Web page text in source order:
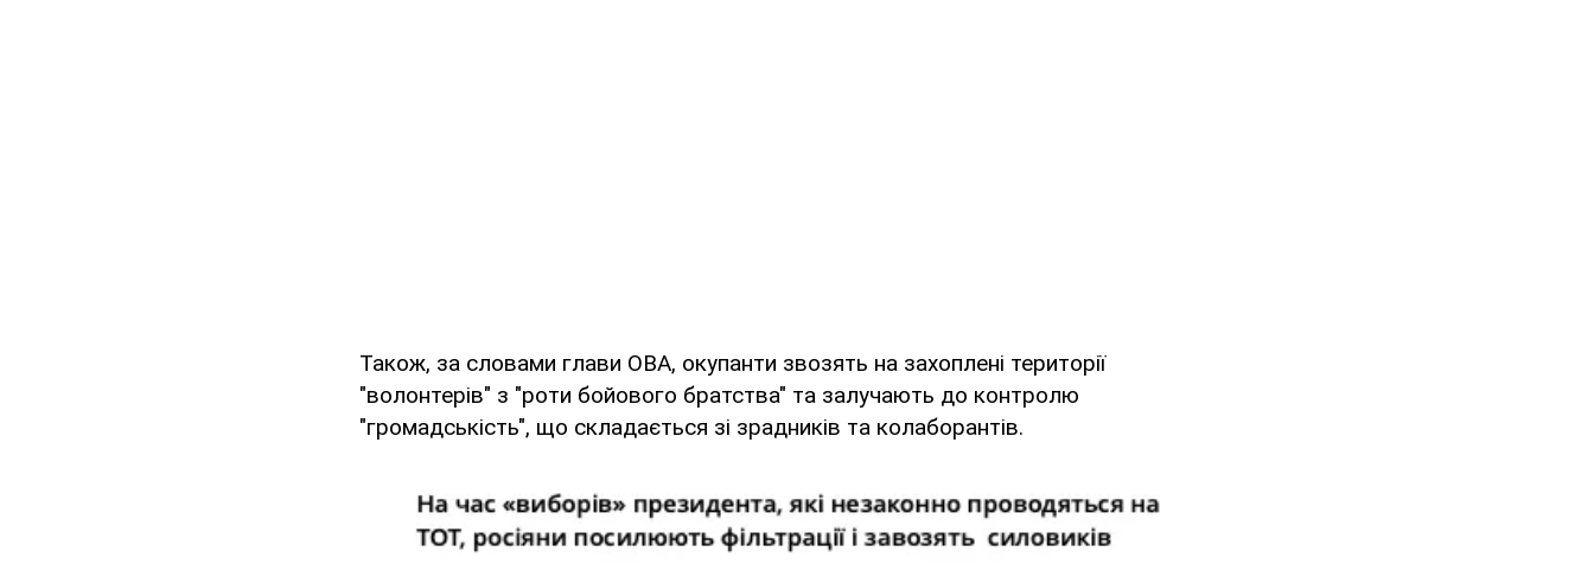
Також, за словами глави ОВА, окупанти звозять на захоплені території
"волонтерів" з "роти бойового братства" та залучають до контролю
"громадськість", що складається зі зрадників та колаборантів.